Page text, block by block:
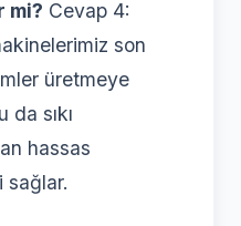
mi? Cevap 4:
son
üretmeye
da sıkı
hassas
sağlar.